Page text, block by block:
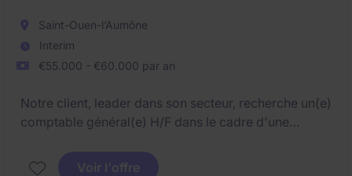
Saint-Ouen-l’Aumône
Interim
€55.000 - €60.000 par an
Notre client, leader dans son secteur, recherche un(e)
comptable général(e) H/F dans le cadre d'une
développement sur son site de St Ouen l'Aumône.
Voir l'offre